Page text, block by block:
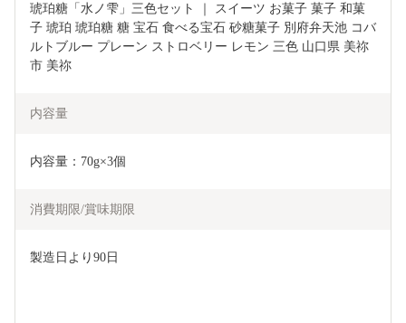
琥珀糖「水ノ雫」三色セット ｜ スイーツ お菓子 菓子 和菓
子 琥珀 琥珀糖 糖 宝石 食べる宝石 砂糖菓子 別府弁天池 コバ
ルトブルー プレーン ストロベリー レモン 三色 山口県 美祢
市 美祢
内容量
内容量：70g×3個
消費期限/賞味期限
製造日より90日